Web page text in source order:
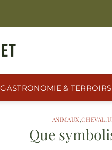
GASTRONOMIE & TERROIRS
ANIMAUX,CHEVAL,
Que